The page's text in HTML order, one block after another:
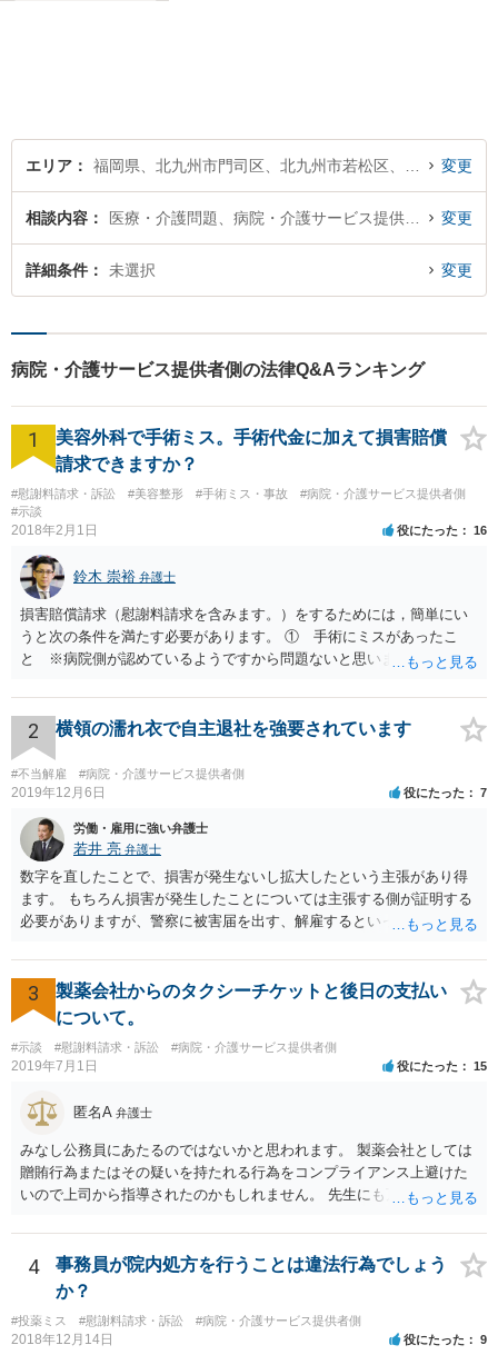
エリア 変更
相談内容 変更
詳細条件 未選択 変更
病院・介護サービス提供者側の法律Q&Aランキング
1
美容外科で手術ミス。手術代金に加えて損害賠償
請求できますか？
#慰謝料請求・訴訟 #美容整形 #手術ミス・事故
#病院・介護サービス提供者側
#示談
2018年2月1日 役にたった 16
鈴木 崇裕 弁護士
損害賠償請求（慰謝料請求を含みます。）をするためには，簡単にい
うと次の条件を満たす必要があります。 ① 手術にミスがあったこ
と ※病院側が認めているようですから問題ないと思います。 ② 手
術のミスの「せいで」マスクが外せなくなったこと ④ 仕事を休まな
ければならなくなった「せいで」休業損害が発生したこと ⑤ マスク
を外せなくなった「せいで」経済的に評価できる精神的な損害が発生
したこと 「せいで」と強調した点が，内藤先生のご指摘なさる「相当
因果関係」です。 手術のミスと関係のないことまでは責任追及ができ
ないということです。 手術のミスの結果，手術前と比べて見た目が著
しく悪くなってしまったとか， 手術のミスの結果，入院期間が延びて
しまったとかいう事情があれば， 追加請求が可能な余地があります。
ただし，手術代の返金に応じた際に「これ以上金銭の請求はしませ
ん」という趣旨の合意をしてしまっていると， 上記の請求は，基本的
には困難となります。
2 横領の濡れ衣で自主退社を強要されています
#不当解雇 #病院・介護サービス提供者側
2019年12月6日 役にたった 7
労働・雇用に強い弁護士
若井 亮 弁護士
数字を直したことで、損害が発生ないし拡大したという主張があり得
ます。 もちろん損害が発生したことについては主張する側が証明する
必要がありますが、警察に被害届を出す、解雇するといった揺さぶり
とで、損害の証明なくとも解決金という形で支払に応じてしまうケー
スがあるのでご注意ください。
3
製薬会社からのタクシーチケットと後日の支払い
について。
#示談 #慰謝料請求・訴訟 #病院・介護サービス提供者側
2019年7月1日 役にたった 15
匿名A 弁護士
みなし公務員にあたるのではないかと思われます。 製薬会社としては
贈賄行為またはその疑いを持たれる行為をコンプライアンス上避けた
いので上司から指導されたのかもしれません。 先生にも万一迷惑をか
4
事務員が院内処方を行うことは違法行為でしょう
か？
#投薬ミス #慰謝料請求・訴訟 #病院・介護サービス提供者側
2018年12月14日 役にたった 9